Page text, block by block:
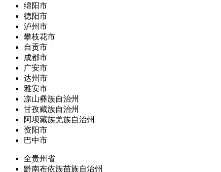
绵阳市
德阳市
泸州市
攀枝花市
自贡市
成都市
广安市
达州市
雅安市
凉山彝族自治州
甘孜藏族自治州
阿坝藏族羌族自治州
资阳市
巴中市
全贵州省
黔南布依族苗族自治州